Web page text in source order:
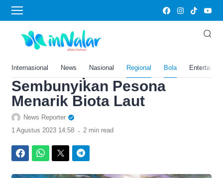
Internasional News Nasional Regional Bola
Home›Bola
Berjarak 239 Km dari
Gorontalo, Desa di Tengah
Lautan Lepas Ini
Sembunyikan Pesona
Menarik Biota Laut
News Reporter
1 Agustus 2023 14:58 . 2 min read